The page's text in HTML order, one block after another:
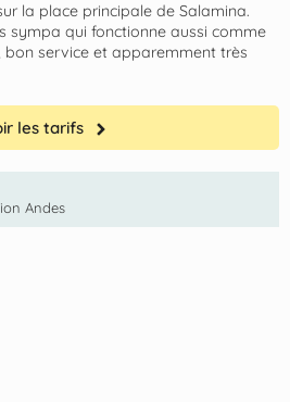
la place principale de Salamina.
sympa qui fonctionne aussi comme
bon service et apparemment très
les tarifs
Andes